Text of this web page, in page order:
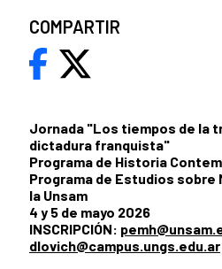
Jornada "Los tiempos de la
dictadura franquista"
Programa de Historia
Programa de Estudios sobre
la Unsam
4 y 5 de mayo 2026
INSCRIPCIÓN:
dlovich@campus.ungs.edu.ar
COMPARTIR